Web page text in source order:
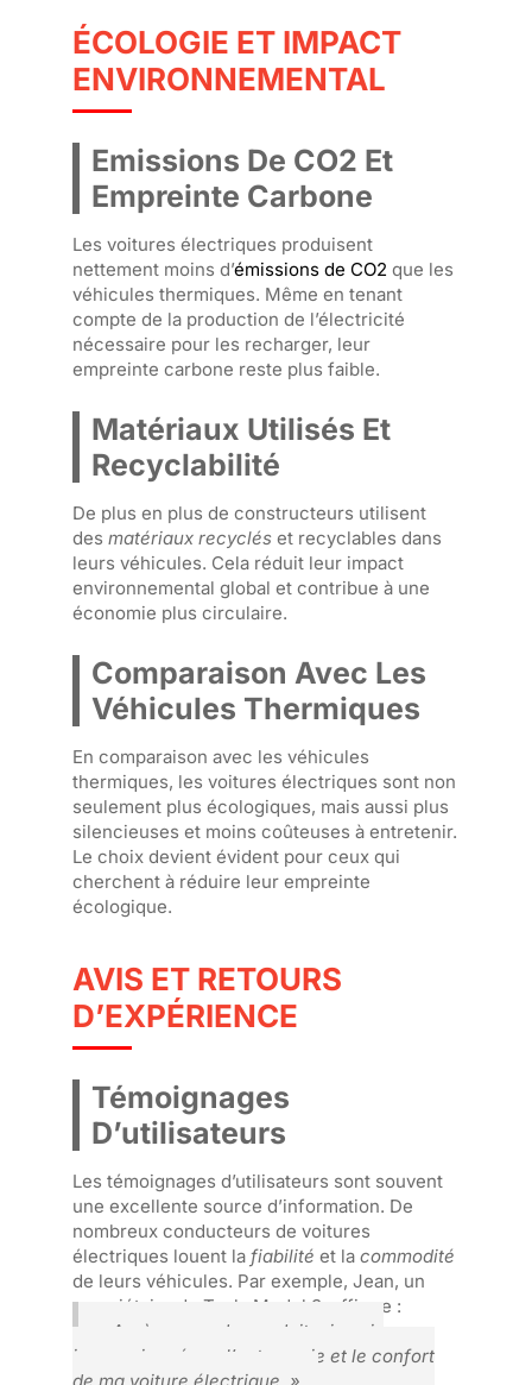
ÉCOLOGIE ET IMPACT
ENVIRONNEMENTAL
Emissions De CO2 Et
Empreinte Carbone
Les voitures électriques produisent
nettement moins d’émissions de CO2 que les
véhicules thermiques. Même en tenant
compte de la production de l’électricité
nécessaire pour les recharger, leur
empreinte carbone reste plus faible.
Matériaux Utilisés Et
Recyclabilité
De plus en plus de constructeurs utilisent
des matériaux recycléset recyclables dans
leurs véhicules. Cela réduit leur impact
environnemental global et contribue à une
économie plus circulaire.
Comparaison Avec Les
Véhicules Thermiques
En comparaison avec les véhicules
thermiques, les voitures électriques sont non
seulement plus écologiques, mais aussi plus
silencieuses et moins coûteuses à entretenir.
Le choix devient évident pour ceux qui
cherchent à réduire leur empreinte
écologique.
AVIS ET RETOURS
D’EXPÉRIENCE
Témoignages
D’utilisateurs
Les témoignages d’utilisateurs sont souvent
une excellente source d’information. De
nombreux conducteurs de voitures
électriques louent la fiabilité et la commodité
de leurs véhicules. Par exemple, Jean, un
propriétaire de Tesla Model 3, affirme :
« Après un an de conduite, je suis
impressionné par l’autonomie et le confort